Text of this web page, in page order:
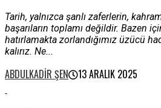
Tarih, yalnızca şanlı zaferlerin,
başarıların toplamı değildir. Bazen
hatırlamakta zorlandığımız üzücü
kalırız. Ne...
ABDULKADIR ŞEN 13 ARALIK 2025